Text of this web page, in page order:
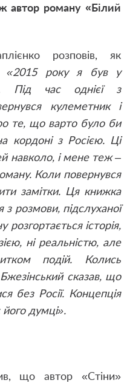
автор роману «Білий
розповів, як
«2015 року я був у
Під час однієї з
кулеметник і
те, що варто було би
кордоні з Росією. Ці
навколо, і мене теж –
Коли повернувся
замітки. Ця книжка
розмови, підслуханої
розгортається історія,
ні реальністю, але
подій. Колись
сказав, що
без Росії. Концепція
його думці».
що автор «Стіни»